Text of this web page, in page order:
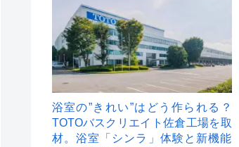
浴室の”きれい”はどう作られる？
TOTOバスクリエイト佐倉工場を取
材。浴室「シンラ」体験と新機能